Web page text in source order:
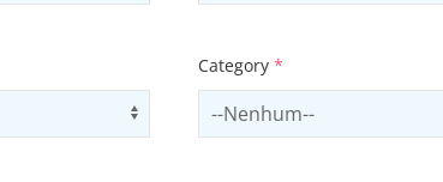
Use arrow keys to navigate
Category *
Select contactCategory